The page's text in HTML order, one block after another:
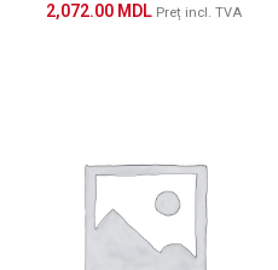
2,072.00 MDL Preț incl. TVA